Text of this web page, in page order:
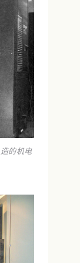
的机电